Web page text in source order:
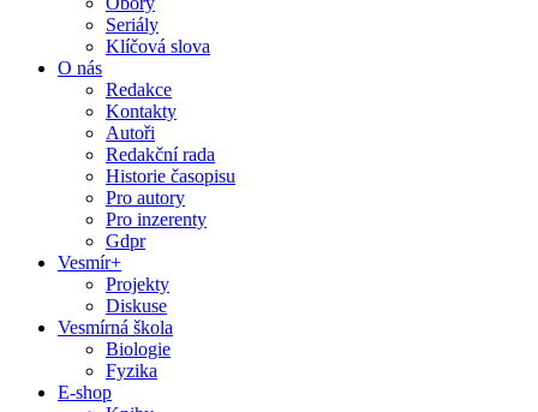
Seriály
Klíčová slova
O nás
Redakce
Kontakty
Autoři
Redakční rada
Historie časopisu
Pro autory
Pro inzerenty
Gdpr
Vesmír+
Projekty
Diskuse
Vesmírná škola
Biologie
Fyzika
E-shop